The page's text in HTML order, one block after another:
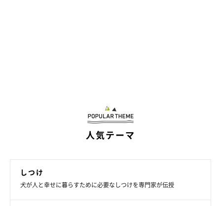
いぬのきもち投稿写真ギャラリー
――愛犬が飼い主さんに対して『心配しているよ』『大丈夫？』
人気テーマ
しつけ
犬が人と幸せに暮らすために必要なしつけを専門家が伝授